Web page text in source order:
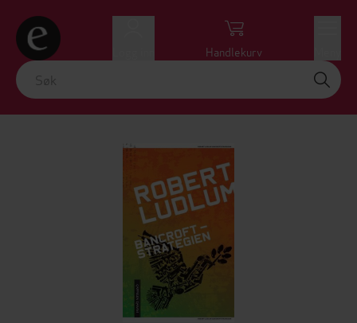
Handlekurv